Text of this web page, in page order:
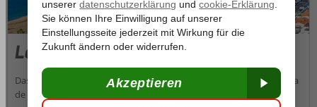
Los Cristianos
Das ehemalige Fischerdorf Los Cristianos zählt zusammen mit Playa
de las Américas und Costa Adeje zu den touristischen Zentren im